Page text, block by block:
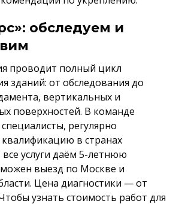
обследуем и
проводит полный цикл
зданий: от обследования до
вертикальных и
поверхностей. В команде
регулярно
в странах
услуги даём 5-летнюю
выезд по Москве и
Цена диагностики — от
узнать стоимость работ для